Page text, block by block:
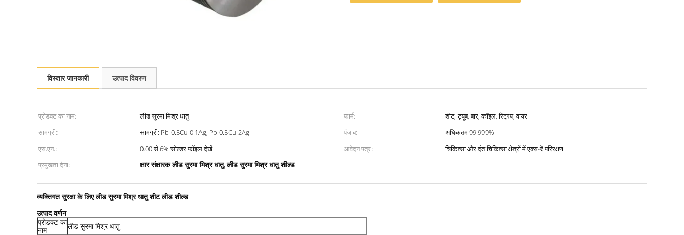
विस्तार जानकारी उत्पाद विवरण
प्रोडक्ट का नाम: लीड सुरमा मिश्र धातु फार्म:
शीट, ट्यूब, बार, कॉइल, स्ट्रिप, वायर
सामग्री:
सामग्री: Pb-0.5Cu-0.1Ag, Pb-0.5Cu-2Ag पंजाब:
अधिकतम 99.999%
एस.एन.:
0.00 से 6% सोल्डर फ़ॉइल देखें आवेदन पत्र:
चिकित्सा और दंत चिकित्सा क्षेत्रों में एक्स-रे परिरक्षण
प्रमुखता देना:
क्षार संक्षारक लीड सुरमा मिश्र धातु,लीड सुरमा मिश्र धातु शील्ड
व्यक्तिगत सुरक्षा के लिए लीड सुरमा मिश्र धातु शीट लीड शील्ड
उत्पाद वर्णन
प्रोडक्ट का
नाम
लीड सुरमा मिश्र धातु